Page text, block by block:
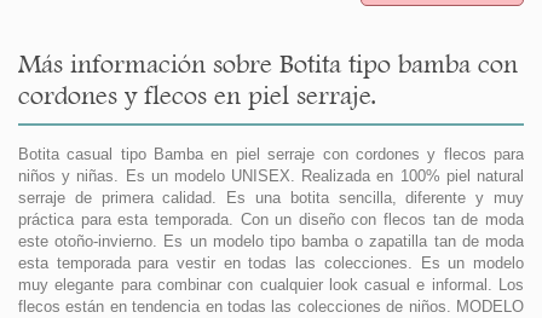
Más información sobre Botita tipo bamba con
cordones y flecos en piel serraje.
Botita casual tipo Bamba en piel serraje con cordones y flecos para
niños y niñas. Es un modelo UNISEX. Realizada en 100% piel natural
serraje de primera calidad. Es una botita sencilla, diferente y muy
práctica para esta temporada. Con un diseño con flecos tan de moda
este otoño-invierno. Es un modelo tipo bamba o zapatilla tan de moda
esta temporada para vestir en todas las colecciones. Es un modelo
muy elegante para combinar con cualquier look casual e informal. Los
flecos están en tendencia en todas las colecciones de niños. MODELO